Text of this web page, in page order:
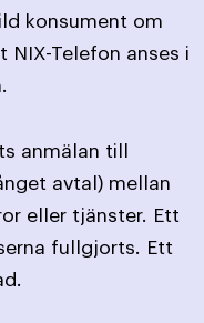
konsument om
Telefon anses i
anmälan till
avtal) mellan
eller tjänster. Ett
fullgjorts. Ett